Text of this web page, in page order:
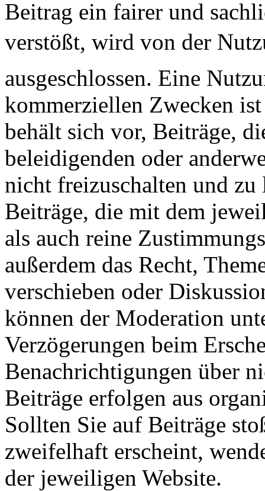
Beitrag ein fairer und
verstößt, wird von der
ausgeschlossen. Eine
kommerziellen Zwecken
behält sich vor, Beiträge,
beleidigenden oder
nicht freizuschalten und zu
Beiträge, die mit dem
als auch reine
außerdem das Recht,
verschieben oder
können der Moderation
Verzögerungen beim
Benachrichtigungen über
Beiträge erfolgen aus
Sollten Sie auf Beiträge
zweifelhaft erscheint,
der jeweiligen Website.